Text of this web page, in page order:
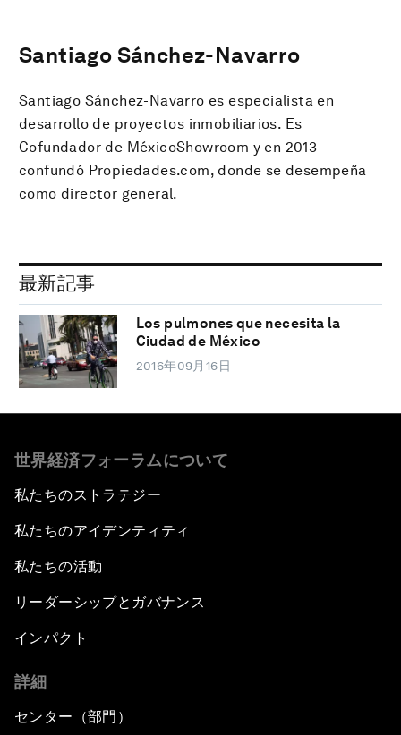
Santiago Sánchez-Navarro
Santiago Sánchez-Navarro es especialista en
desarrollo de proyectos inmobiliarios. Es
Cofundador de MéxicoShowroom y en 2013
confundó Propiedades.com, donde se desempeña
como director general.
最新記事
Los pulmones que necesita la
Ciudad de México
2016年09月16日
世界経済フォーラムについて
私たちのストラテジー
私たちのアイデンティティ
私たちの活動
リーダーシップとガバナンス
インパクト
詳細
センター（部門）